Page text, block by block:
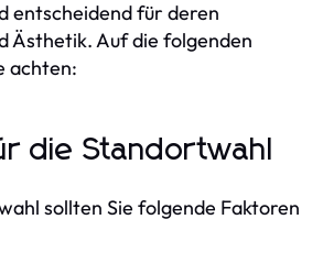
entscheidend für deren
Ästhetik. Auf die folgenden
achten:
die Standortwahl
sollten Sie folgende Faktoren